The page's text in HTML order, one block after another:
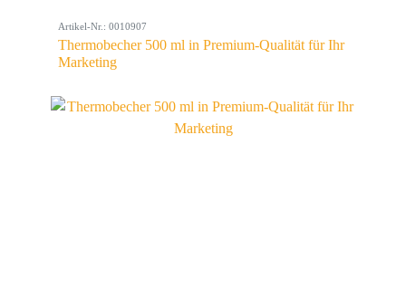
Artikel-Nr.: 0010907
Thermobecher 500 ml in Premium-Qualität für Ihr
Marketing